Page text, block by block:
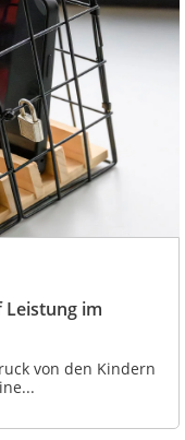
Leistung im
von den Kindern